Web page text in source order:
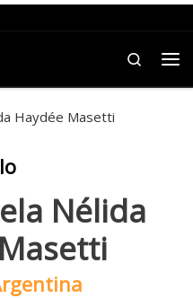
Search
Nélida